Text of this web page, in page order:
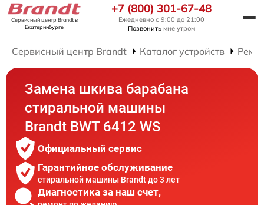
Сервисный центр Brandtв
Екатеринбурге
+7 (800) 301-67-48
Ежедневно с 9:00 до 21:00
Позвонить мне утром
Сервисный центр Brandt Каталог устройств
Замена шкива барабана
стиральной машины
Brandt BWT 6412 WS
Официальный сервис
Гарантийное обслуживание
стиральной машины Brandt до 3 лет
Диагностика за наш счет,